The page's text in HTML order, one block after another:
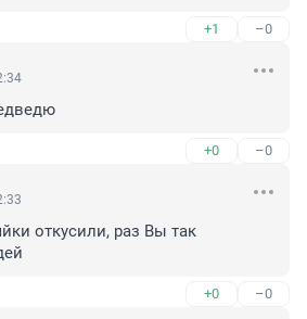
+1 –0
+0 –0
откусили, раз Вы так
+0 –0